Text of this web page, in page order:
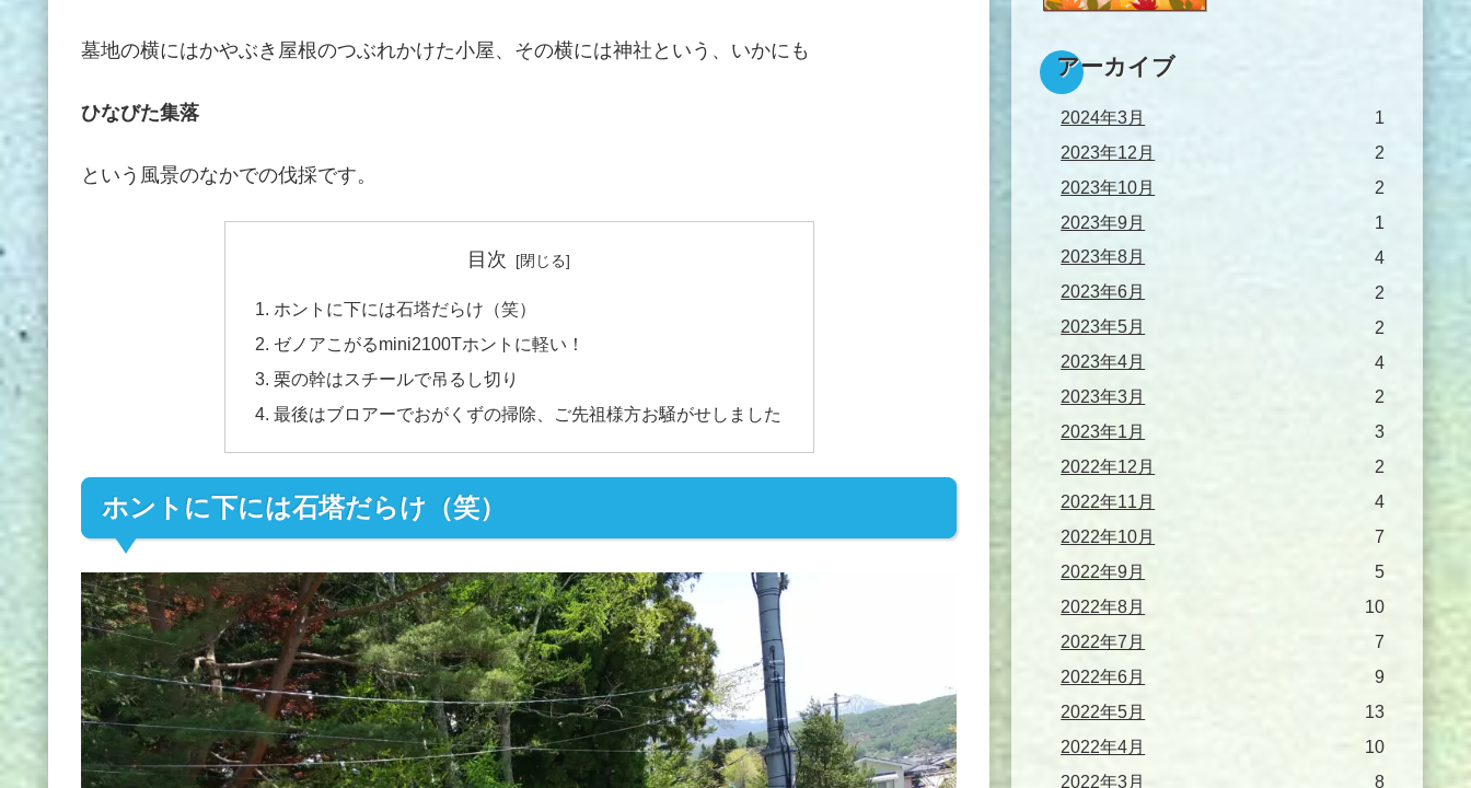
墓地の横にはかやぶき屋根のつぶれかけた小屋、その横には神社という、いかにも
ひなびた集落
という風景のなかでの伐採です。
目次
ホントに下には石塔だらけ（笑）
ゼノアこがるmini2100Tホントに軽い！
栗の幹はスチールで吊るし切り
最後はブロアーでおがくずの掃除、ご先祖様方お騒がせしました
ホントに下には石塔だらけ（笑）
アーカイブ
2024年3月
1
2023年12月
2
2023年10月
2
2023年9月
1
2023年8月
4
2023年6月
2
2023年5月
2
2023年4月
4
2023年3月
2
2023年1月
3
2022年12月
2
2022年11月
4
2022年10月
7
2022年9月
5
2022年8月
10
2022年7月
7
2022年6月
9
2022年5月
13
2022年4月
10
2022年3月
8